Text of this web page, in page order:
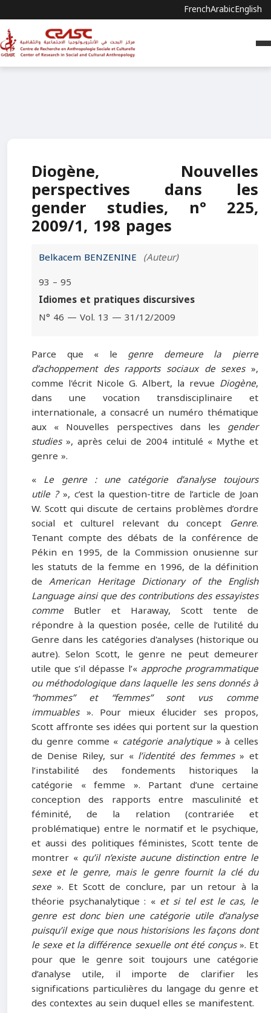
FrenchArabicEnglish
Diogène, Nouvelles
perspectives dans les
gender studies, n° 225,
2009/1, 198 pages
Belkacem BENZENINE (Auteur)
93 – 95
Idiomes et pratiques discursives
N° 46 — Vol. 13 — 31/12/2009
Parce que « le genre demeure la pierre
d’achoppement des rapports sociaux de sexes»,
comme l'écrit Nicole G. Albert, la revue Diogène,
dans une vocation transdisciplinaire et
internationale, a consacré un numéro thématique
aux « Nouvelles perspectives dans les gender
studies», après celui de 2004 intitulé « Mythe et
genre ».
« Le genre : une catégorie d’analyse toujours
utile ?», c’est la question-titre de l’article de Joan
W. Scott qui discute de certains problèmes d’ordre
social et culturel relevant du concept Genre.
Tenant compte des débats de la conférence de
Pékin en 1995, de la Commission onusienne sur
les statuts de la femme en 1996, de la définition
deAmerican Heritage Dictionary of the English
Language ainsi que des contributions des essayistes
comme Butler et Haraway, Scott tente de
répondre à la question posée, celle de l’utilité du
Genre dans les catégories d'analyses (historique ou
autre). Selon Scott, le genre ne peut demeurer
utile que s’il dépasse l’« approche programmatique
ou méthodologique dans laquelle les sens donnés à
“hommes” et “femmes” sont vus comme
immuables». Pour mieux élucider ses propos,
Scott affronte ses idées qui portent sur la question
du genre comme « catégorie analytique » à celles
de Denise Riley, sur « l’identité des femmes» et
l’instabilité des fondements historiques la
catégorie « femme ». Partant d’une certaine
conception des rapports entre masculinité et
féminité, de la relation (contrariée et
problématique) entre le normatif et le psychique,
et aussi des politiques féministes, Scott tente de
montrer « qu’il n’existe aucune distinction entre le
sexe et le genre, mais le genre fournit la clé du
sexe ». Et Scott de conclure, par un retour à la
théorie psychanalytique : « et si tel est le cas, le
genre est donc bien une catégorie utile d’analyse
puisqu’il exige que nous historisions les façons dont
le sexe et la différence sexuelle ont été conçus». Et
pour que le genre soit toujours une catégorie
d’analyse utile, il importe de clarifier les
significations particulières du langage du genre et
des contextes au sein duquel elles se manifestent.